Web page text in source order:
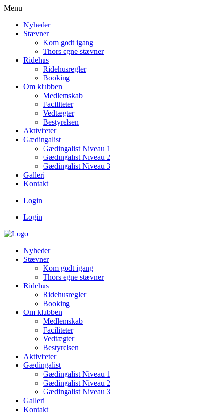
Menu
Nyheder
Stævner
Kom godt igang
Thors egne stævner
Ridehus
Ridehusregler
Booking
Om klubben
Medlemskab
Faciliteter
Vedtægter
Bestyrelsen
Aktiviteter
Gædingalist
Gædingalist Niveau 1
Gædingalist Niveau 2
Gædingalist Niveau 3
Galleri
Kontakt
Login
Login
Nyheder
Stævner
Kom godt igang
Thors egne stævner
Ridehus
Ridehusregler
Booking
Om klubben
Medlemskab
Faciliteter
Vedtægter
Bestyrelsen
Aktiviteter
Gædingalist
Gædingalist Niveau 1
Gædingalist Niveau 2
Gædingalist Niveau 3
Galleri
Kontakt